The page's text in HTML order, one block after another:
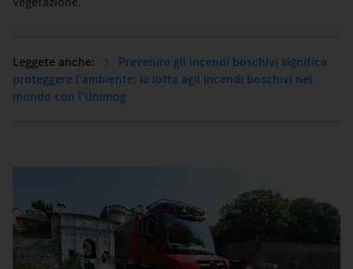
Prevenire gli incendi boschivi significa
proteggere l'ambiente: la lotta agli incendi boschivi nel
mondo con l'Unimog